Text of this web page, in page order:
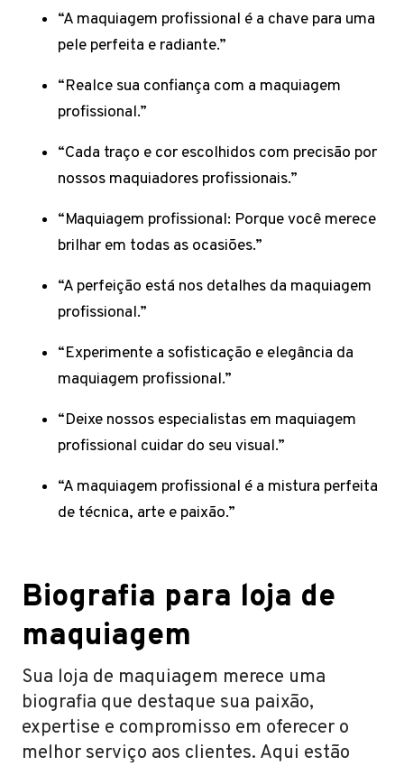
“A maquiagem profissional é a chave para uma
pele perfeita e radiante.”
“Realce sua confiança com a maquiagem
profissional.”
“Cada traço e cor escolhidos com precisão por
nossos maquiadores profissionais.”
“Maquiagem profissional: Porque você merece
brilhar em todas as ocasiões.”
“A perfeição está nos detalhes da maquiagem
profissional.”
“Experimente a sofisticação e elegância da
maquiagem profissional.”
“Deixe nossos especialistas em maquiagem
profissional cuidar do seu visual.”
“A maquiagem profissional é a mistura perfeita
de técnica, arte e paixão.”
Biografia para loja de
maquiagem
Sua loja de maquiagem merece uma
biografia que destaque sua paixão,
expertise e compromisso em oferecer o
melhor serviço aos clientes. Aqui estão